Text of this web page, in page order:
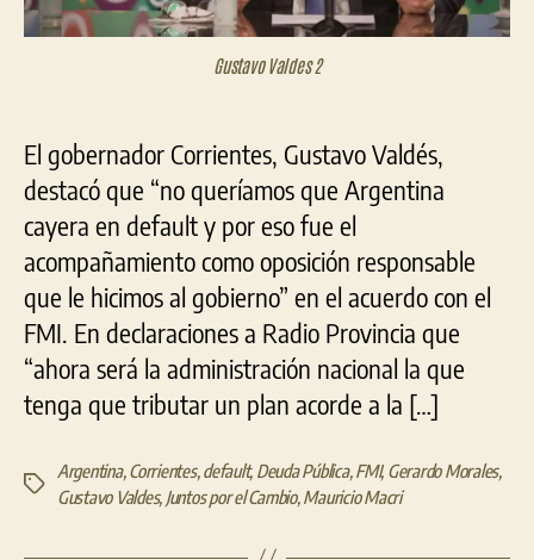
gobierno
Gustavo Valdes 2
El gobernador Corrientes, Gustavo Valdés,
destacó que “no queríamos que Argentina
cayera en default y por eso fue el
acompañamiento como oposición responsable
que le hicimos al gobierno” en el acuerdo con el
FMI. En declaraciones a Radio Provincia que
“ahora será la administración nacional la que
tenga que tributar un plan acorde a la […]
Etiquetas
Argentina,Corrientes,default, Deuda Pública,FMI, Gerardo Morales,
Gustavo Valdes, Juntos por el Cambio,Mauricio Macri